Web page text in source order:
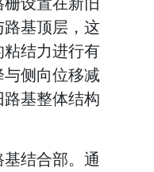
基顶层，这
结力进行有
侧向位移减
基整体结构
结合部。通